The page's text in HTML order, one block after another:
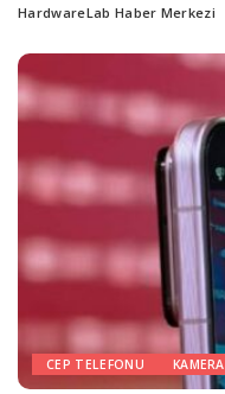
Posted
HardwareLab Haber Merkezi
CEP TELEFONU KAMERA